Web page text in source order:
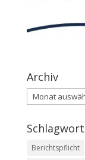
Archiv
Archiv
Berichtspflicht